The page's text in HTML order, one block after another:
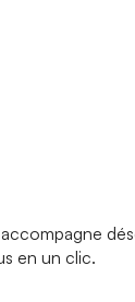
en un clic.